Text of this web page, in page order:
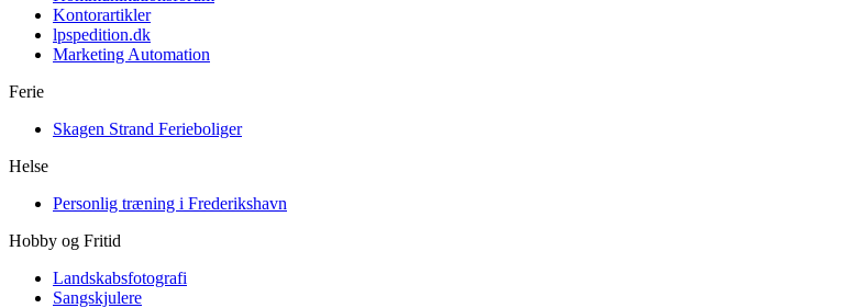
Kontorartikler
lpspedition.dk
Marketing Automation
Ferie
Skagen Strand Ferieboliger
Helse
Personlig træning i Frederikshavn
Hobby og Fritid
Landskabsfotografi
Sangskjulere